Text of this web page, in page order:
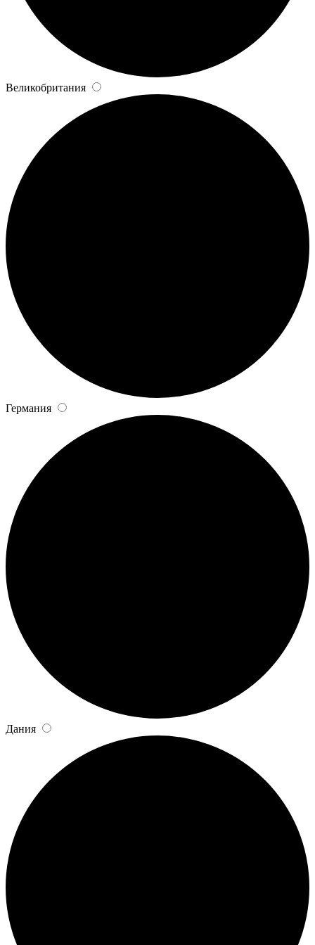
Великобритания
Германия
Дания